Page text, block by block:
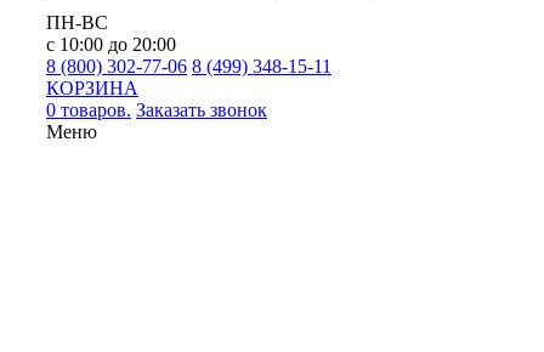
ПН-ВС
с 10:00 до 20:00
8 (800) 302-77-06 8 (499) 348-15-11
КОРЗИНА
0 товаров. Заказать звонок
Меню